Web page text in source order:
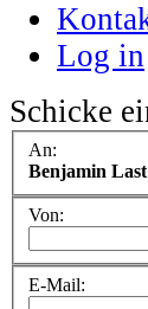
Log in
Schicke
An:
Benjamin Last
Von:
E-Mail: